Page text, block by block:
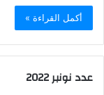
أكمل القراءة »
عدد نونبر 2022